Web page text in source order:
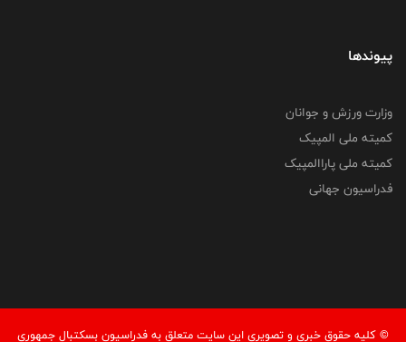
پیوندها
وزارت ورزش و جوانان
کمیته ملی المپیک
کمیته ملی پاراالمپیک
فدراسیون جهانی
© کليه حقوق خبری و تصويری اين سايت متعلق به فدراسیون بسکتبال جمهوری